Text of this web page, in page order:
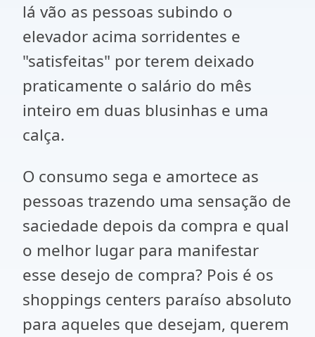
lá vão as pessoas subindo o
elevador acima sorridentes e
"satisfeitas" por terem deixado
praticamente o salário do mês
inteiro em duas blusinhas e uma
calça.
O consumo sega e amortece as
pessoas trazendo uma sensação de
saciedade depois da compra e qual
o melhor lugar para manifestar
esse desejo de compra? Pois é os
shoppings centers paraíso absoluto
para aqueles que desejam, querem